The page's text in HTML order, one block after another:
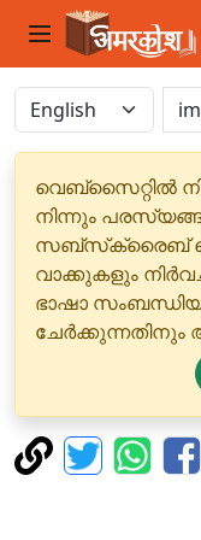
വെബ്‌സൈറ്റിൽ
നിന്നും
സബ്‌സ്‌ക്രൈബ്
വാക്കുകളും
ഭാഷാ